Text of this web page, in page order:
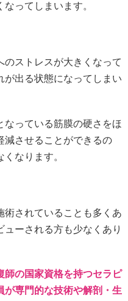
ってしまいます。
ストレスが大きくなって
が出る状態になってしまい
っている筋膜の硬さをほ
減させることができるの
なります。
術されていることも多くあ
ーされる方も少なくあり
師の国家資格を持つセラピ
が専門的な技術や解剖・生